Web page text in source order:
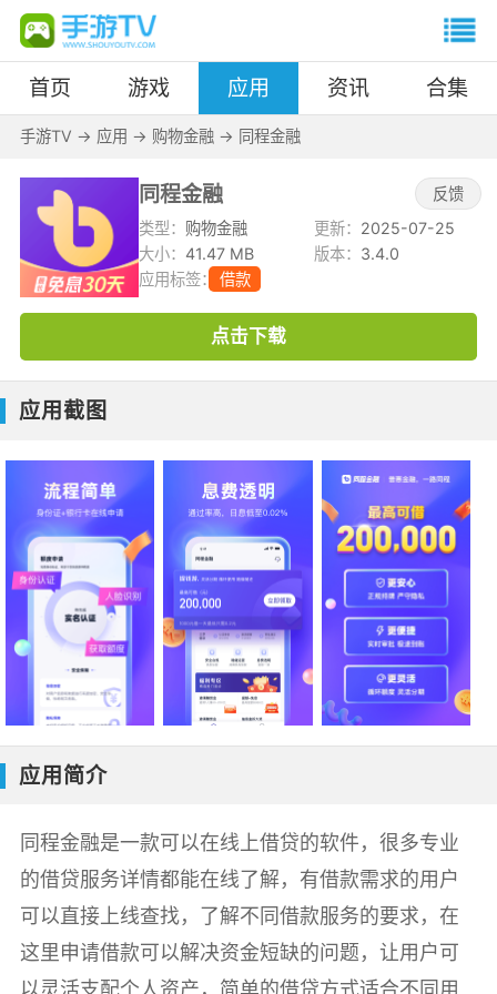
首页 游戏 应用 资讯 合集
手游TV -> 应用 -> 购物金融-> 同程金融
同程金融
反馈
类型： 购物金融 更新： 2025-07-25
大小： 41.47 MB 版本： 3.4.0
应用标签：
借款
点击下载
应用截图
应用简介
同程金融是一款可以在线上借贷的软件，很多专业
的借贷服务详情都能在线了解，有借款需求的用户
可以直接上线查找，了解不同借款服务的要求，在
这里申请借款可以解决资金短缺的问题，让用户可